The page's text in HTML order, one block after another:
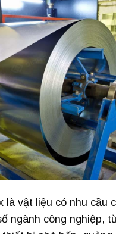
là vật liệu có nhu cầu
ngành công nghiệp,